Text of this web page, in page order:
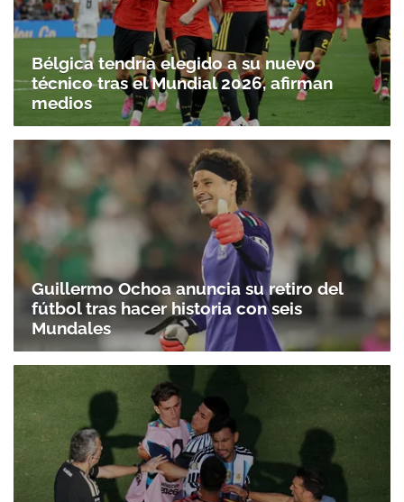
Bélgica tendría elegido a su nuevo
técnico tras el Mundial 2026, afirman
medios
Guillermo Ochoa anuncia su retiro del
fútbol tras hacer historia con seis
Mundales